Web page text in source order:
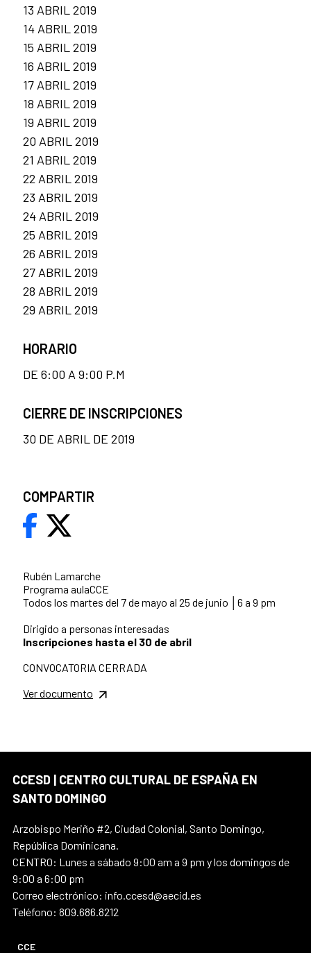
Rubén Lamarche
Programa aulaCCE
Todos los martes del 7 de mayo al 25 de junio │6 a 9 pm
Dirigido a personas interesadas
Inscripciones hasta el 30 de abril
CONVOCATORIA CERRADA
Ver documento
13 ABRIL 2019
14 ABRIL 2019
15 ABRIL 2019
16 ABRIL 2019
17 ABRIL 2019
18 ABRIL 2019
19 ABRIL 2019
20 ABRIL 2019
21 ABRIL 2019
22 ABRIL 2019
23 ABRIL 2019
24 ABRIL 2019
25 ABRIL 2019
26 ABRIL 2019
27 ABRIL 2019
28 ABRIL 2019
29 ABRIL 2019
HORARIO
DE 6:00 A 9:00 P.M
CIERRE DE INSCRIPCIONES
30 DE ABRIL DE 2019
COMPARTIR
CCESD | CENTRO CULTURAL DE ESPAÑA EN
SANTO DOMINGO
Arzobispo Meriño #2, Ciudad Colonial, Santo Domingo,
República Dominicana.
CENTRO: Lunes a sábado 9:00 am a 9 pm y los domingos de
9:00 a 6:00 pm
Correo electrónico: info.ccesd@aecid.es
Teléfono: 809.686.8212
CCE